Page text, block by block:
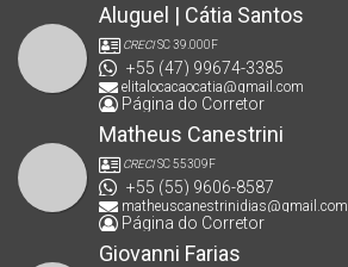
Aluguel | Cátia Santos
CRECISC 39.000F
+55 (47) 99674-3385
elitalocacaocatia@gmail.com
Página do Corretor
Matheus Canestrini
CRECISC 55309F
+55 (55) 9606-8587
matheuscanestrinidias@gmail.com
Página do Corretor
Giovanni Farias